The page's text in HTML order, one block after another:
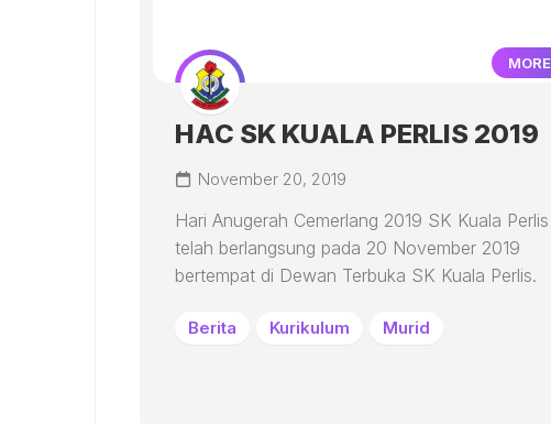
MORE
HAC SK KUALA PERLIS 2019
November 20, 2019
Hari Anugerah Cemerlang 2019 SK Kuala Perlis
telah berlangsung pada 20 November 2019
bertempat di Dewan Terbuka SK Kuala Perlis.
Berita Kurikulum Murid